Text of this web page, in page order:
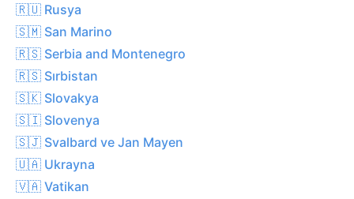
🇷🇺 Rusya
🇸🇲 San Marino
🇷🇸 Serbia and Montenegro
🇷🇸 Sırbistan
🇸🇰 Slovakya
🇸🇮 Slovenya
🇸🇯 Svalbard ve Jan Mayen
🇺🇦 Ukrayna
🇻🇦 Vatikan